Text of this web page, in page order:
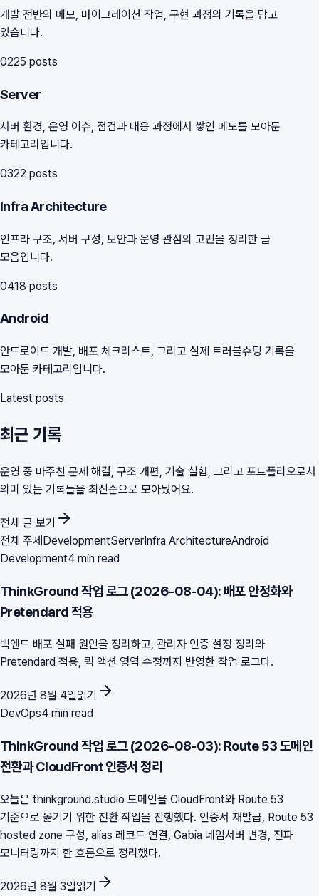
개발 전반의 메모, 마이그레이션 작업, 구현 과정의 기록을 담고
있습니다.
0225 posts
Server
서버 환경, 운영 이슈, 점검과 대응 과정에서 쌓인 메모를 모아둔
카테고리입니다.
0322 posts
Infra Architecture
인프라 구조, 서버 구성, 보안과 운영 관점의 고민을 정리한 글
모음입니다.
0418 posts
Android
안드로이드 개발, 배포 체크리스트, 그리고 실제 트러블슈팅 기록을
모아둔 카테고리입니다.
Latest posts
최근 기록
운영 중 마주친 문제 해결, 구조 개편, 기술 실험, 그리고 포트폴리오로서
의미 있는 기록들을 최신순으로 모아뒀어요.
전체 글 보기
전체 주제DevelopmentServerInfra ArchitectureAndroid
Development4 min read
ThinkGround 작업 로그 (2026-08-04): 배포 안정화와
Pretendard 적용
백엔드 배포 실패 원인을 정리하고, 관리자 인증 설정 정리와
Pretendard 적용, 퀵 액션 영역 수정까지 반영한 작업 로그다.
2026년 8월 4일읽기
DevOps4 min read
ThinkGround 작업 로그 (2026-08-03): Route 53 도메인
전환과 CloudFront 인증서 정리
오늘은 thinkground.studio 도메인을 CloudFront와 Route 53
기준으로 옮기기 위한 전환 작업을 진행했다. 인증서 재발급, Route 53
hosted zone 구성, alias 레코드 연결, Gabia 네임서버 변경, 전파
모니터링까지 한 흐름으로 정리했다.
2026년 8월 3일읽기